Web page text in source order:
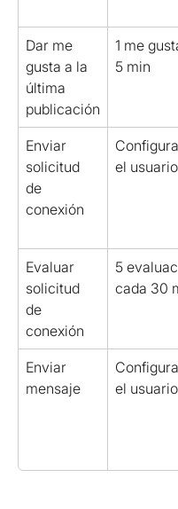
Dar me
gusta a la
última
publicación
1 me
5 min
Enviar
solicitud
de
conexión
el usuario
Evaluar
solicitud
de
conexión
5
cada 30
Enviar
mensaje
el usuario